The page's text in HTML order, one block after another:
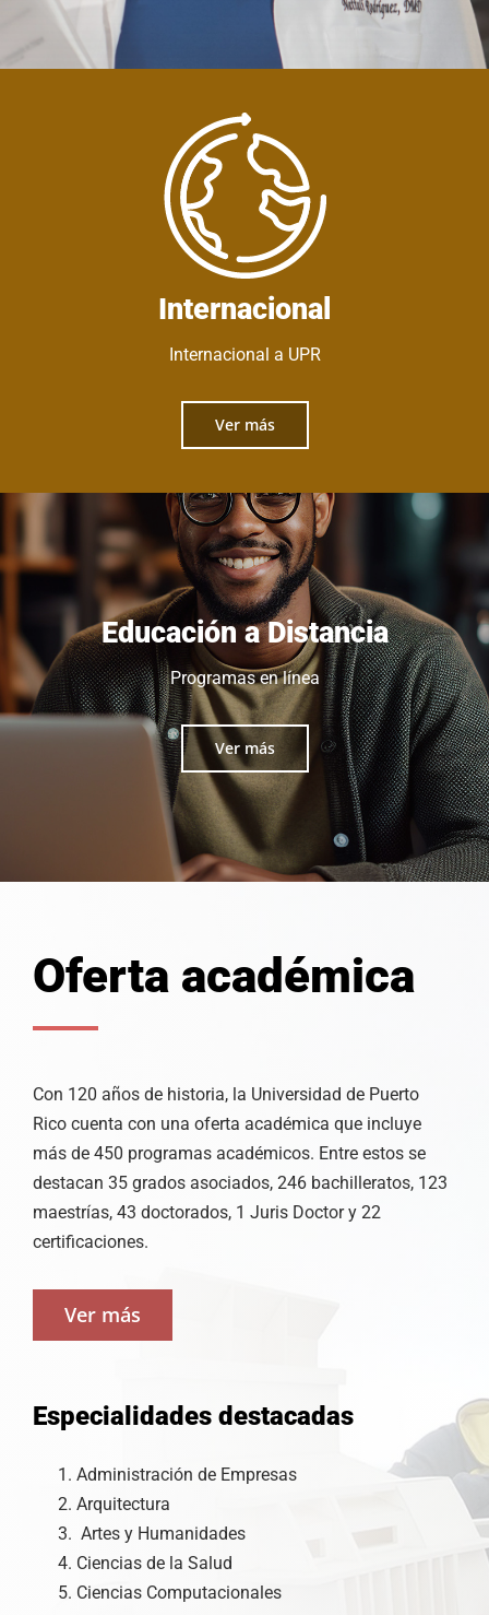
Internacional
Internacional a UPR
Ver más
Educación a Distancia
Programas en línea
Ver más
Oferta académica
Con 120 años de historia, la Universidad de Puerto
Rico cuenta con una oferta académica que incluye
más de 450 programas académicos. Entre estos se
destacan 35 grados asociados, 246 bachilleratos, 123
maestrías, 43 doctorados, 1 Juris Doctor y 22
certificaciones.
Ver más
Especialidades destacadas
Administración de Empresas
Arquitectura
Artes y Humanidades
Ciencias de la Salud
Ciencias Computacionales